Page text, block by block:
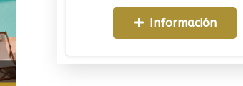
Información